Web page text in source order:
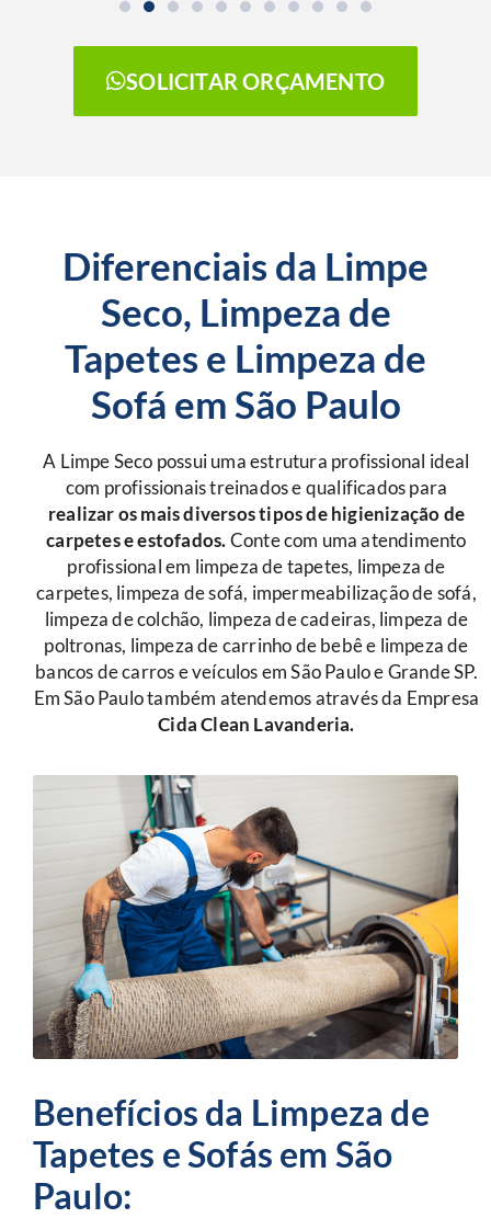
SOLICITAR ORÇAMENTO
Diferenciais da Limpe
Seco, Limpeza de
Tapetes e Limpeza de
Sofá em São Paulo
A Limpe Seco possui uma estrutura profissional ideal
com profissionais treinados e qualificados para
realizar os mais diversos tipos de higienização de
carpetes e estofados. Conte com uma atendimento
profissional em limpeza de tapetes, limpeza de
carpetes, limpeza de sofá, impermeabilização de sofá,
limpeza de colchão, limpeza de cadeiras, limpeza de
poltronas, limpeza de carrinho de bebê e limpeza de
bancos de carros e veículos em São Paulo e Grande SP.
Em São Paulo também atendemos através da Empresa
Cida Clean Lavanderia.
Benefícios da Limpeza de
Tapetes e Sofás em São
Paulo: